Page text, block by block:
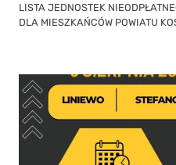
LISTA JEDNOSTEK
DLA MIESZKAŃCÓW POWIATU